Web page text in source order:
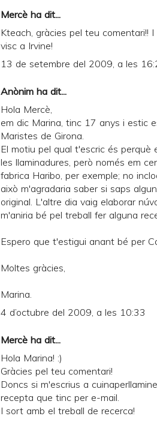
Mercè ha dit...
Kteach, gràcies pel teu comentari!! I
visc a Irvine!
13 de setembre del 2009, a les
Anònim ha dit...
Hola Mercè,
em dic Marina, tinc 17 anys i estic
Maristes de Girona.
El motiu pel qual t'escric és
les llaminadures, però només em
fabrica Haribo, per exemple; no
això m'agradaria saber si saps
original. L'altre dia vaig elaborar
m'aniria bé pel treball fer alguna
Espero que t'estigui anant bé per
Moltes gràcies,
Marina.
4 d’octubre del 2009, a les 10:33
Mercè ha dit...
Hola Marina! :)
Gràcies pel teu comentari!
Doncs si m'escrius a
recepta que tinc per e-mail.
I sort amb el treball de recerca!